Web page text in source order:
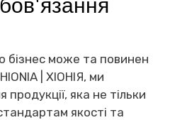
бізнес може та повинен
| ХІОНІЯ, ми
яка не тільки
якості та